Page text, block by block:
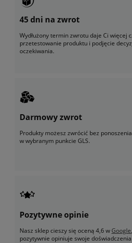
45 dni na zwrot
Wydłużony termin zwrotu daje Ci więcej
przetestowanie produktu i podjęcie
oczekiwania.
Darmowy zwrot
Produkty możesz zwrócić bez
w wybranym punkcie GLS.
Pozytywne opinie
Nasz sklep cieszy się oceną 4,6 wGoogle
pozytywnie opiniuje swoje